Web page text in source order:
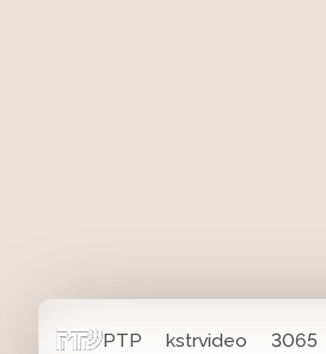
РТР kstrvideo 3065